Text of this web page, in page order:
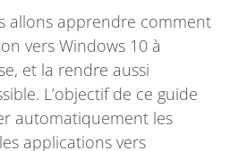
allons apprendre comment
vers Windows 10 à
et la rendre aussi
L’objectif de ce guide
automatiquement les
applications vers